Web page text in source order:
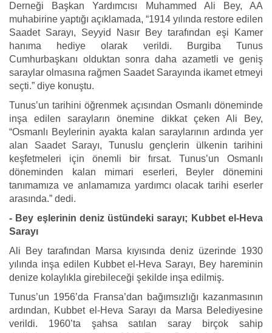
Derneği Başkan Yardımcısı Muhammed Ali Bey, AA
muhabirine yaptığı açıklamada, “1914 yılında restore edilen
Saadet Sarayı, Seyyid Nasır Bey tarafından eşi Kamer
hanıma hediye olarak verildi. Burgiba Tunus
Cumhurbaşkanı olduktan sonra daha azametli ve geniş
saraylar olmasına rağmen Saadet Sarayında ikamet etmeyi
seçti.” diye konuştu.
Tunus’un tarihini öğrenmek açısından Osmanlı döneminde
inşa edilen sarayların önemine dikkat çeken Ali Bey,
“Osmanlı Beylerinin ayakta kalan saraylarının ardında yer
alan Saadet Sarayı, Tunuslu gençlerin ülkenin tarihini
keşfetmeleri için önemli bir fırsat. Tunus’un Osmanlı
döneminden kalan mimari eserleri, Beyler dönemini
tanımamıza ve anlamamıza yardımcı olacak tarihi eserler
arasında.” dedi.
- Bey eşlerinin deniz üstündeki sarayı; Kubbet el-Heva
Sarayı
Ali Bey tarafından Marsa kıyısında deniz üzerinde 1930
yılında inşa edilen Kubbet el-Heva Sarayı, Bey hareminin
denize kolaylıkla girebileceği şekilde inşa edilmiş.
Tunus’un 1956’da Fransa’dan bağımsızlığı kazanmasının
ardından, Kubbet el-Heva Sarayı da Marsa Belediyesine
verildi. 1960’ta şahsa satılan saray birçok sahip